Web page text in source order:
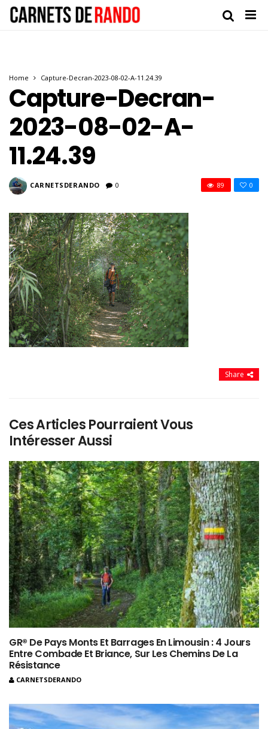
Home Capture-Decran-2023-08-02-A-11.24.39
Capture-Decran-
2023-08-02-A-
11.24.39
CARNETSDERANDO 0 0
89
Share
Ces Articles Pourraient Vous
Intéresser Aussi
GR® De Pays Monts Et Barrages En Limousin : 4 Jours
Entre Combade Et Briance, Sur Les Chemins De La
Résistance
CARNETSDERANDO